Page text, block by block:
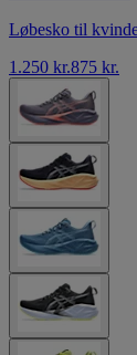
Løbesko til
1.250 kr.875 kr.